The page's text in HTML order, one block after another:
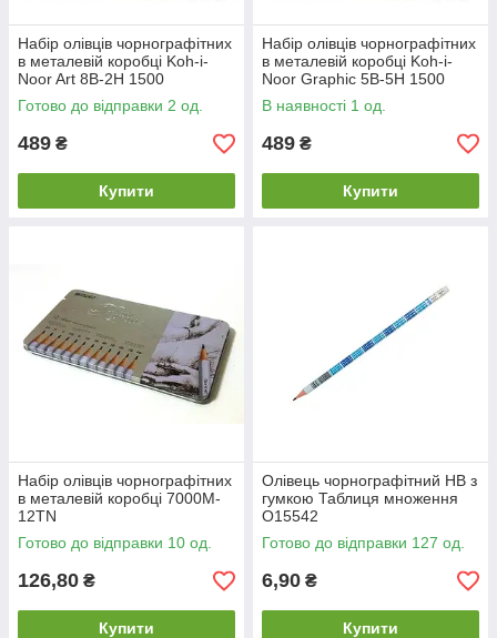
Набір олівців чорнографітних
в металевій коробці Koh-i-
Noor Art 8B-2H 1500
Готово до відправки 2 од.
489 ₴
Купити
Набір олівців чорнографітних
в металевій коробці Koh-i-
Noor Graphic 5B-5H 1500
В наявності 1 од.
489 ₴
Купити
Набір олівців чорнографітних
в металевій коробці 7000M-
12TN
Готово до відправки 10 од.
126,80 ₴
Купити
Олівець чорнографітний HB з
гумкою Таблиця множення
О15542
Готово до відправки 127 од.
6,90 ₴
Купити